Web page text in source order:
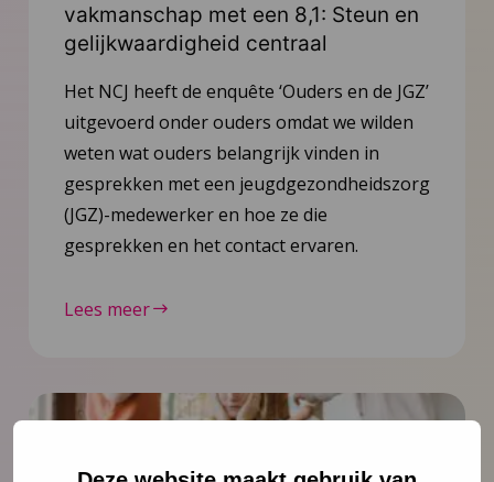
vakmanschap met een 8,1: Steun en
gelijkwaardigheid centraal
Het NCJ heeft de enquête ‘Ouders en de JGZ’
uitgevoerd onder ouders omdat we wilden
weten wat ouders belangrijk vinden in
gesprekken met een jeugdgezondheidszorg
(JGZ)-medewerker en hoe ze die
gesprekken en het contact ervaren.
Lees meer